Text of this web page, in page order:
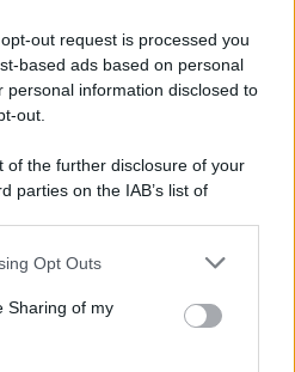
out request is processed you
based ads based on personal
personal information disclosed to
out.
of the further disclosure of your
parties on the IAB’s list of
disclosed by us to third parties
app uses one or more Google
Opt Outs
Sharing of my
E-mail